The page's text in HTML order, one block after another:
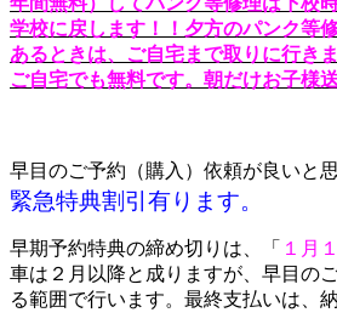
学校に戻します！！夕方のパンク等
あるときは、ご自宅まで取りに行き
ご自宅でも無料です。朝だけお子様
早目のご予約（購入）依頼が良いと
緊急特典割引有ります。
早期予約特典の締め切りは、「 １月
車は２月以降と成りますが、早目の
る範囲で行います。最終支払いは、